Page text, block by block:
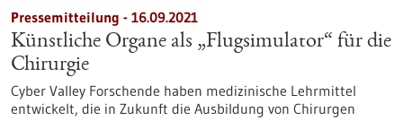
Pressemitteilung - 16.09.2021
Künstliche Organe als „Flugsimulator“ für die
Chirurgie
Cyber Valley Forschende haben medizinische Lehrmittel
entwickelt, die in Zukunft die Ausbildung von Chirurgen